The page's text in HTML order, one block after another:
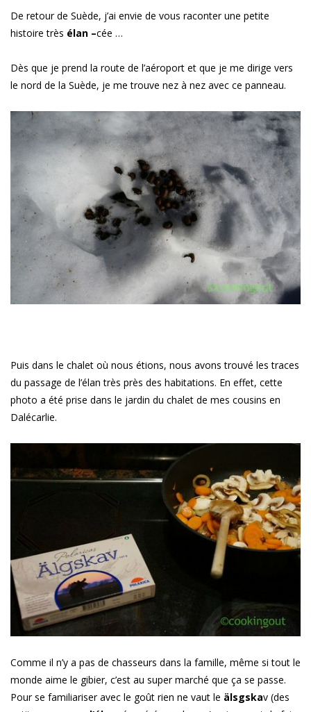
De retour de Suède, j’ai envie de vous raconter une petite
histoire très élan –cée …
Dès que je prend la route de l’aéroport et que je me dirige vers
le nord de la Suède, je me trouve nez à nez avec ce panneau.
Puis dans le chalet où nous étions, nous avons trouvé les traces
du passage de l’élan très près des habitations. En effet, cette
photo a été prise dans le jardin du chalet de mes cousins en
Dalécarlie.
Comme il n’y a pas de chasseurs dans la famille, même si tout le
monde aime le gibier, c’est au super marché que ça se passe.
Pour se familiariser avec le goût rien ne vaut le älsgskav (des